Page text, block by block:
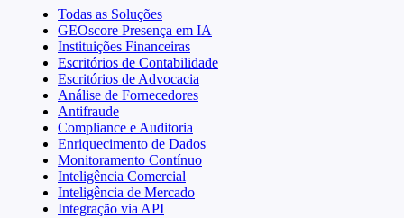
Todas as Soluções
GEOscore Presença em IA
Instituições Financeiras
Escritórios de Contabilidade
Escritórios de Advocacia
Análise de Fornecedores
Antifraude
Compliance e Auditoria
Enriquecimento de Dados
Monitoramento Contínuo
Inteligência Comercial
Inteligência de Mercado
Integração via API